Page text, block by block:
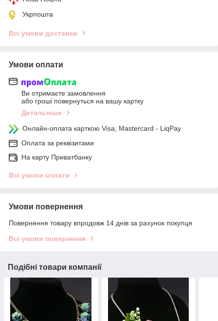
Укрпошта
Всі умови доставки
Умови оплати
Ви отримаєте замовлення
або гроші повернуться на вашу картку
Детальніше
Онлайн-оплата карткою Visa, Mastercard - LiqPay
Оплата за реквізитами
На карту Приватбанку
Всі умови оплати
Умови повернення
Повернення товару впродовж 14 днів за рахунок покупця
Всі умови повернення
Подібні товари компанії